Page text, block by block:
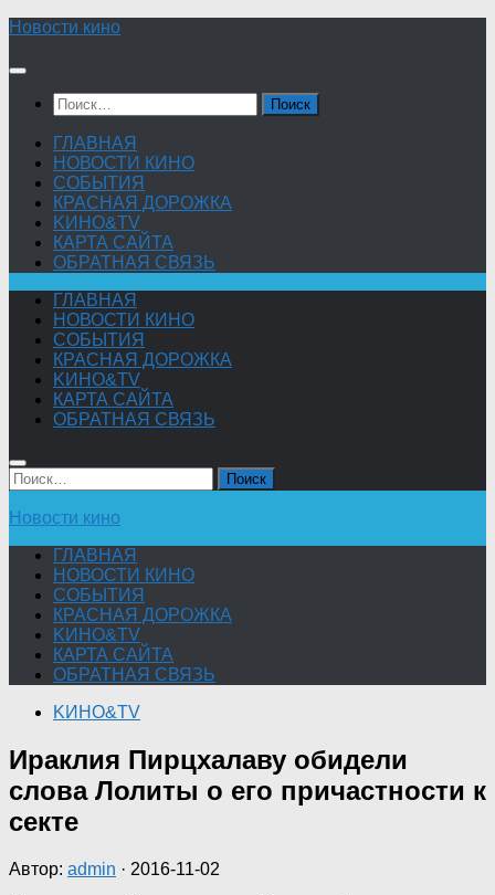
Skip
content
Новости кино
Найти:
ГЛАВНАЯ
НОВОСТИ КИНО
СОБЫТИЯ
КРАСНАЯ ДОРОЖКА
KИНО&TV
КАРТА САЙТА
ОБРАТНАЯ СВЯЗЬ
ГЛАВНАЯ
НОВОСТИ КИНО
СОБЫТИЯ
КРАСНАЯ ДОРОЖКА
KИНО&TV
КАРТА САЙТА
ОБРАТНАЯ СВЯЗЬ
Найти:
Новости кино
ГЛАВНАЯ
НОВОСТИ КИНО
СОБЫТИЯ
КРАСНАЯ ДОРОЖКА
KИНО&TV
КАРТА САЙТА
ОБРАТНАЯ СВЯЗЬ
KИНО&TV
Ираклия Пирцхалаву обидели
слова Лолиты о его причастности к
секте
Автор: admin · 2016-11-02